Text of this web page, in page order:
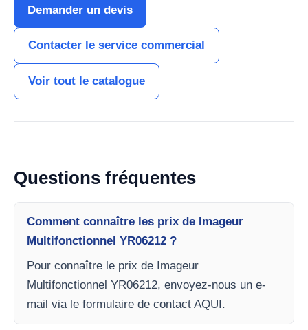
Demander un devis
Contacter le service commercial
Voir tout le catalogue
Questions fréquentes
Comment connaître les prix de Imageur
Multifonctionnel YR06212 ?
Pour connaître le prix de Imageur
Multifonctionnel YR06212, envoyez-nous un e-
mail via le formulaire de contact AQUI.